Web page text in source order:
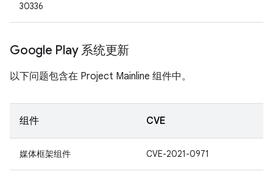
30336
Google Play 系统更新
以下问题包含在 Project Mainline 组件中。
组件 CVE
媒体框架组件 CVE-2021-0971